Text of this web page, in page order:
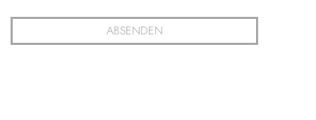
ABSENDEN